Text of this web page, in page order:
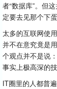
者“数据库”。但
定要去见那个下
太多的互联网使
并不在意究竟是
个观点并不是说
事实上极高深的技
IT圈里的人都普